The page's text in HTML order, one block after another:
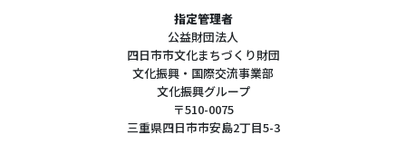
指定管理者
公益財団法人
四日市市文化まちづくり財団
文化振興・国際交流事業部
文化振興グループ
〒510-0075
三重県四日市市安島2丁目5-3